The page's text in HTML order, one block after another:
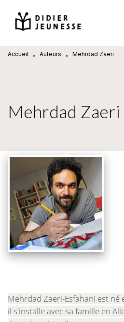
MENU RECHERCHE
PIED DE PAGE
Accueil • Auteurs • Mehrdad Zaeri
Mehrdad Zaeri
Mehrdad Zaeri-Esfahani est né
il s'installe avec sa famille en